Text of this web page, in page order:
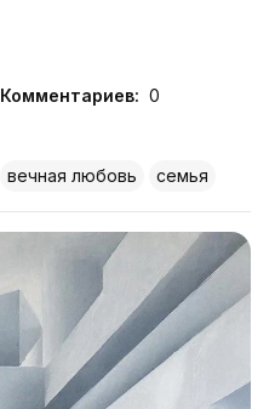
Комментариев: 0
вечная любовь семья